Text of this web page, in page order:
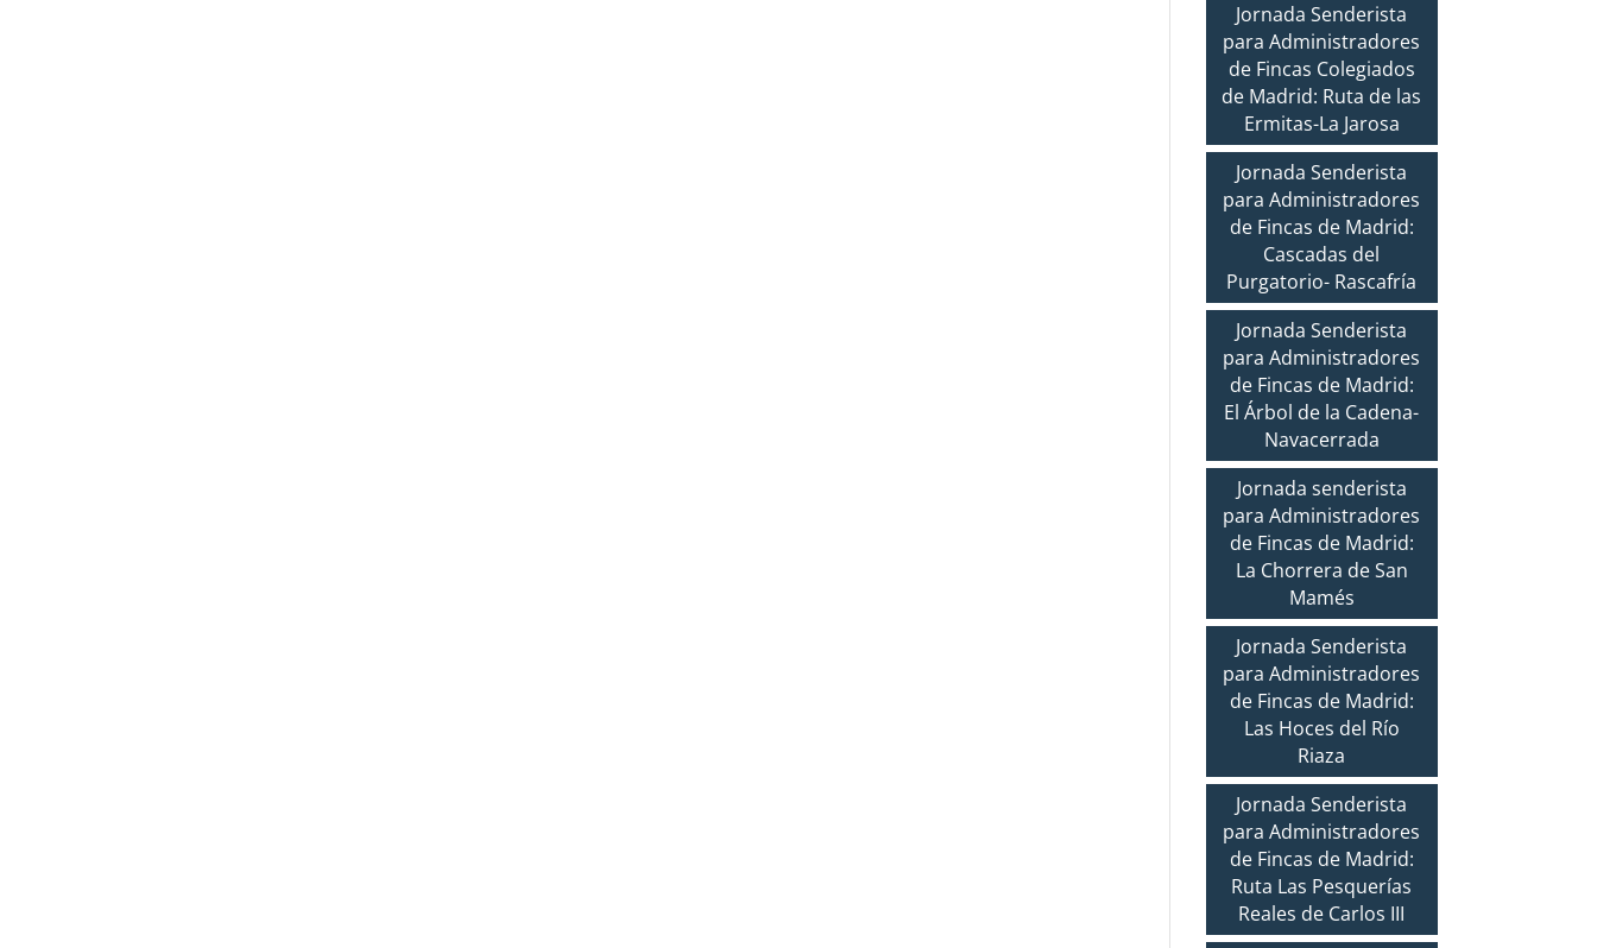
Jornada Senderista
para Administradores
de Fincas Colegiados
de Madrid: Ruta de las
Ermitas-La Jarosa
Jornada Senderista
para Administradores
de Fincas de Madrid:
Cascadas del
Purgatorio- Rascafría
Jornada Senderista
para Administradores
de Fincas de Madrid:
El Árbol de la Cadena-
Navacerrada
Jornada senderista
para Administradores
de Fincas de Madrid:
La Chorrera de San
Mamés
Jornada Senderista
para Administradores
de Fincas de Madrid:
Las Hoces del Río
Riaza
Jornada Senderista
para Administradores
de Fincas de Madrid:
Ruta Las Pesquerías
Reales de Carlos III